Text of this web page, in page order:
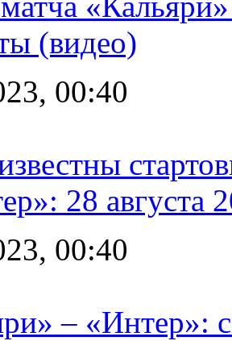
(видео)
00:40
28 августа
00:40
– «Интер»: